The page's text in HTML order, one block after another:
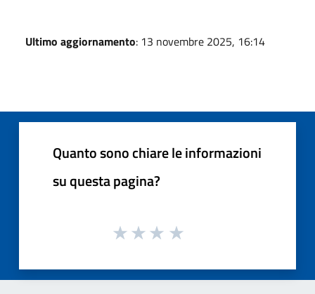
Ultimo aggiornamento: 13 novembre 2025, 16:14
Quanto sono chiare le informazioni
su questa pagina?